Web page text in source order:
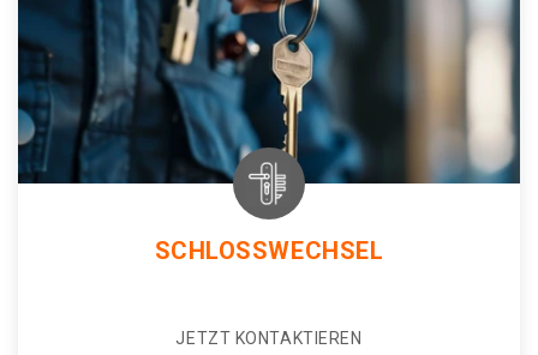
SCHLOSSWECHSEL
JETZT KONTAKTIEREN